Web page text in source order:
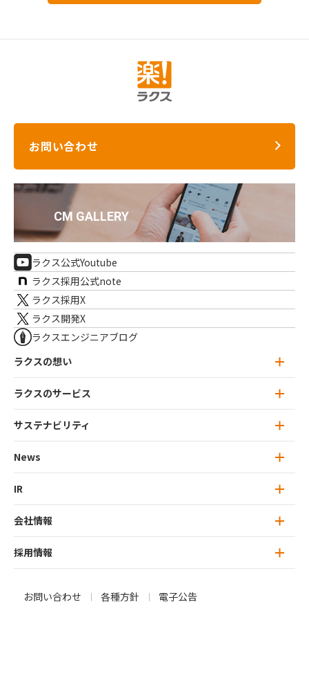
お問い合わせ
ラクス公式Youtube
ラクス採用公式note
ラクス採用X
ラクス開発X
ラクスエンジニアブログ
ラクスの想い
ラクスの想い トップ
ミッション・ビジョン
ラクスのカルチャー
行動指針：ラクスリーダーシップ
ラクスのサービス
ラクスのサービス トップ
楽楽クラウド
IT人材サービス
オウンドメディア
サステナビリティ
サステナビリティ トップ
ラクスのマテリアリティ
サステナビリティレポート
News
News 一覧
プレスリリース
お知らせ
IR
IR トップ
トップメッセージ
会社情報
会社情報 トップ
採用情報
お問い合わせ 各種方針 電子公告